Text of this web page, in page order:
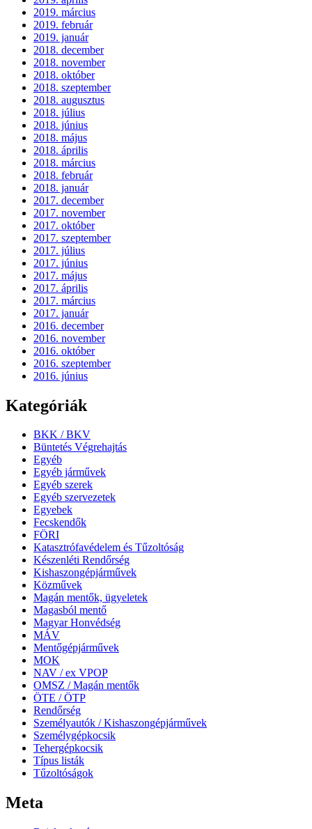
2019. március
2019. február
2019. január
2018. december
2018. november
2018. október
2018. szeptember
2018. augusztus
2018. július
2018. június
2018. május
2018. április
2018. március
2018. február
2018. január
2017. december
2017. november
2017. október
2017. szeptember
2017. július
2017. június
2017. május
2017. április
2017. március
2017. január
2016. december
2016. november
2016. október
2016. szeptember
2016. június
Kategóriák
BKK / BKV
Büntetés Végrehajtás
Egyéb
Egyéb járművek
Egyéb szerek
Egyéb szervezetek
Egyebek
Fecskendők
FÖRI
Katasztrófavédelem és Tűzoltóság
Készenléti Rendőrség
Kishaszongépjárművek
Közművek
Magán mentők, ügyeletek
Magasból mentő
Magyar Honvédség
MÁV
Mentőgépjárművek
MOK
NAV / ex VPOP
OMSZ / Magán mentők
ÖTE / ÖTP
Rendőrség
Személyautók / Kishaszongépjárművek
Személygépkocsik
Tehergépkocsik
Típus listák
Tűzoltóságok
Meta